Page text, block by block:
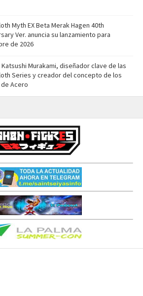
Myth EX Beta Merak Hagen 40th
Ver. anuncia su lanzamiento para
de 2026
Murakami, diseñador clave de las
Series y creador del concepto de los
Acero